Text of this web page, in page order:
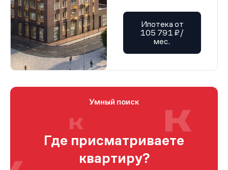
Ипотека от
105 791 ₽/
мес.
Умный поиск
Где присматриваете
квартиру?